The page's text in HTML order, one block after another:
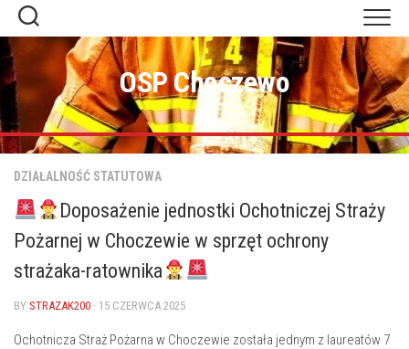
Skip
content
OSP Choczewo
DZIAŁALNOŚĆ STATUTOWA
Doposażenie jednostki Ochotniczej Straży
Pożarnej w Choczewie w sprzęt ochrony
strażaka-ratownika
BY STRAZAK200 · 15 CZERWCA 2025
Ochotnicza Straż Pożarna w Choczewie została jednym z laureatów 7